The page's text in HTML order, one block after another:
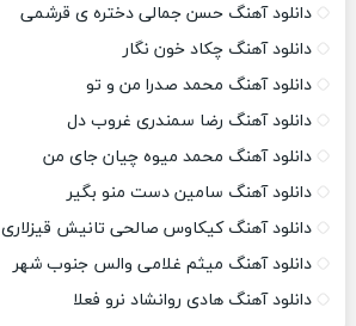
دانلود آهنگ حسن جمالی دختره ی قرشمی
دانلود آهنگ چکاد خون نگار
دانلود آهنگ محمد صدرا من و تو
دانلود آهنگ رضا سمندری غروب دل
دانلود آهنگ محمد میوه چیان جای من
دانلود آهنگ سامین دست منو بگیر
دانلود آهنگ کیکاوس صالحی تانیش قیزلاری
دانلود آهنگ میثم غلامی والس جنوب شهر
دانلود آهنگ هادی روانشاد نرو فعلا